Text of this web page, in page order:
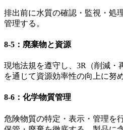
排出前に水質の確認・監視・処
管理する。
8-5：廃棄物と資源
現地法規を遵守し、3R（削減・
を通じて資源効率性の向上に努
8-6：化学物質管理
危険物質の特定・表示・管理を